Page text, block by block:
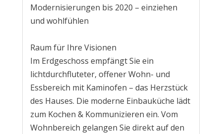
Modernisierungen bis 2020 – einziehen
und wohlfühlen
Raum für Ihre Visionen
Im Erdgeschoss empfängt Sie ein
lichtdurchfluteter, offener Wohn- und
Essbereich mit Kaminofen – das Herzstück
des Hauses. Die moderne Einbauküche lädt
zum Kochen & Kommunizieren ein. Vom
Wohnbereich gelangen Sie direkt auf den